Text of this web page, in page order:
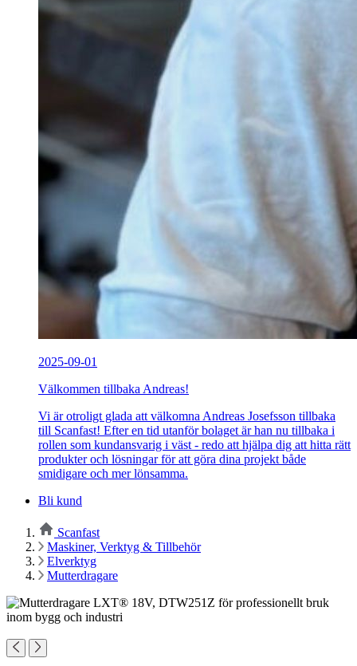
2025-09-01
Välkommen tillbaka Andreas!
Vi är otroligt glada att välkomna Andreas Josefsson tillbaka
till Scanfast! Efter en tid utanför bolaget är han nu tillbaka i
rollen som kundansvarig i väst - redo att hjälpa dig att hitta rätt
produkter och lösningar för att göra dina projekt både
smidigare och mer lönsamma.
Bli kund
Scanfast
Maskiner, Verktyg & Tillbehör
Elverktyg
Mutterdragare